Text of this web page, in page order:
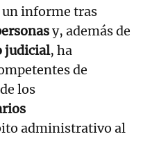
un informe tras
y, además de
judicial, ha
de
los
administrativo al